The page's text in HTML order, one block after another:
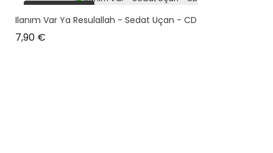
plus en stock
Ilanım Var Ya Resulallah - Sedat Uçan - CD
7,90 €